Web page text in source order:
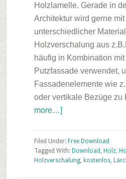
Holzlamelle. Gerade in
Architektur wird gerne
unterschiedlicher
Holzverschalung aus
häufig in Kombination
Putzfassade verwendet,
Fassadenelemente wie
oder vertikale Bezüge zu
more…]about
Texture
Download
Filed Under: Free Download
Tagged With: Download , Holz,
Holzverschalung, kostenlos,